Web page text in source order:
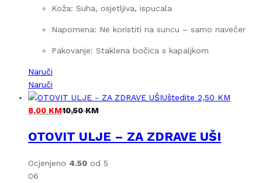
Koža: Suha, osjetljiva, ispucala
Napomena: Ne koristiti na suncu – samo navečer
Pakovanje: Staklena bočica s kapaljkom
Naruči
Naruči
Uštedite 2,50 KM
8,00 KM10,50KM
OTOVIT ULJE – ZA ZDRAVE UŠI
Ocjenjeno 4.50 od 5
06